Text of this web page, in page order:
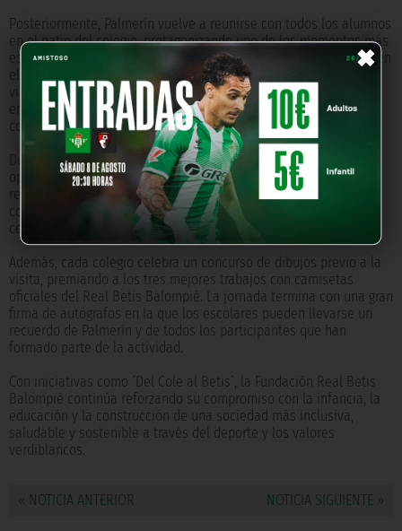
×
Posteriormente, Palmerín vuelve a reunirse con todos los alumnos
en el patio del colegio, protagonizando uno de los momentos más
esperados del día. La actividad concluye con un acto educativo en
el que participa una enfermera del club, fomentando hábitos de
vida saludables, junto a representantes de Forever Green,
encargados de transmitir a los escolares mensajes de
concienciación medioambiental.
Durante este encuentro final, los niños tienen también la
oportunidad de realizar preguntas a los jugadores y
representantes que han participado en las actividades,
compartiendo experiencias y curiosidades en un ambiente
cercano y participativo.
Además, cada colegio celebra un concurso de dibujos previo a la
visita, premiando a los tres mejores trabajos con camisetas
oficiales del Real Betis Balompié. La jornada termina con una gran
firma de autógrafos en la que los escolares pueden llevarse un
recuerdo de Palmerín y de todos los participantes que han
formado parte de la actividad.
Con iniciativas como ´Del Cole al Betis`, la Fundación Real Betis
Balompié continúa reforzando su compromiso con la infancia, la
educación y la construcción de una sociedad más inclusiva,
saludable y sostenible a través del deporte y los valores
verdiblancos.
« NOTICIA ANTERIOR NOTICIA SIGUIENTE »